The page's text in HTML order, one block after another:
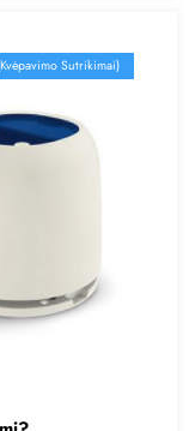
Sutrikimai)